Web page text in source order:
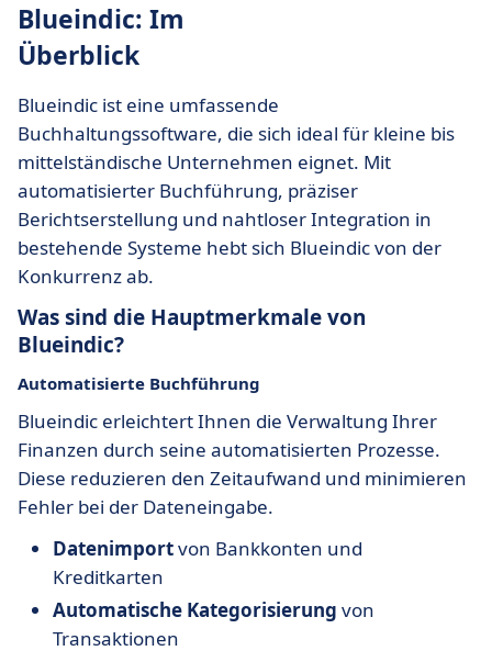
Blueindic: Im
Überblick
Blueindic ist eine umfassende
Buchhaltungssoftware, die sich ideal für kleine bis
mittelständische Unternehmen eignet. Mit
automatisierter Buchführung, präziser
Berichtserstellung und nahtloser Integration in
bestehende Systeme hebt sich Blueindic von der
Konkurrenz ab.
Was sind die Hauptmerkmale von
Blueindic?
Automatisierte Buchführung
Blueindic erleichtert Ihnen die Verwaltung Ihrer
Finanzen durch seine automatisierten Prozesse.
Diese reduzieren den Zeitaufwand und minimieren
Fehler bei der Dateneingabe.
Datenimportvon Bankkonten und
Kreditkarten
Automatische Kategorisierung von
Transaktionen